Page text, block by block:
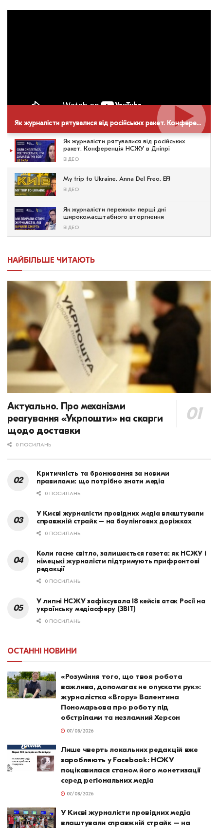
Як журналісти рятувалися від російських ракет. Конференція НСЖУ в Дніпрі
Як журналісти рятувалися від російських
ракет. Конференція НСЖУ в Дніпрі
ВІДЕО
My trip to Ukraine. Anna Del Freo. EFJ
ВІДЕО
Як журналісти пережили перші дні
широкомасштабного вторгнення
ВІДЕО
НАЙБІЛЬШЕ ЧИТАЮТЬ
Актуально. Про механізми
реагування «Укрпошти» на скарги
щодо доставки
0 ПОСИЛАНЬ
Критичність та бронювання за новими
правилами: що потрібно знати медіа
0 ПОСИЛАНЬ
У Києві журналісти провідних медіа влаштували
справжній страйк – на боулінгових доріжках
0 ПОСИЛАНЬ
Коли гасне світло, залишається газета: як НСЖУ і
німецькі журналісти підтримують прифронтові
редакції
0 ПОСИЛАНЬ
У липні НСЖУ зафіксувала 18 кейсів атак Росії на
українську медіасферу (ЗВІТ)
0 ПОСИЛАНЬ
ОСТАННІ НОВИНИ
«Розуміння того, що твоя робота
важлива, допомагає не опускати рук»:
журналістка «Вгору» Валентина
Пономарьова про роботу під
обстрілами та незламний Херсон
07/08/2026
Лише чверть локальних редакцій вже
заробляють у Facebook: НСЖУ
поцікавилася станом його монетизації
серед регіональних медіа
07/08/2026
У Києві журналісти провідних медіа
влаштували справжній страйк – на